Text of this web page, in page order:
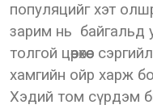
популяцийг хэт
зарим нь байгальд
толгой цөөрөхөөс
хамгийн ойр харж
Хэдий том сүрдэм